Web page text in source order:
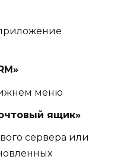
меню
ящик»
сервера или